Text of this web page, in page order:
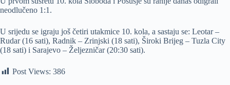
neodlučeno 1:1.
U srijedu se igraju još četiri utakmice 10. kola, a sastaju se: Leotar –
Rudar (16 sati), Radnik – Zrinjski (18 sati), Široki Brijeg – Tuzla City
(18 sati) i Sarajevo – Željezničar (20:30 sati).
Post Views: 386